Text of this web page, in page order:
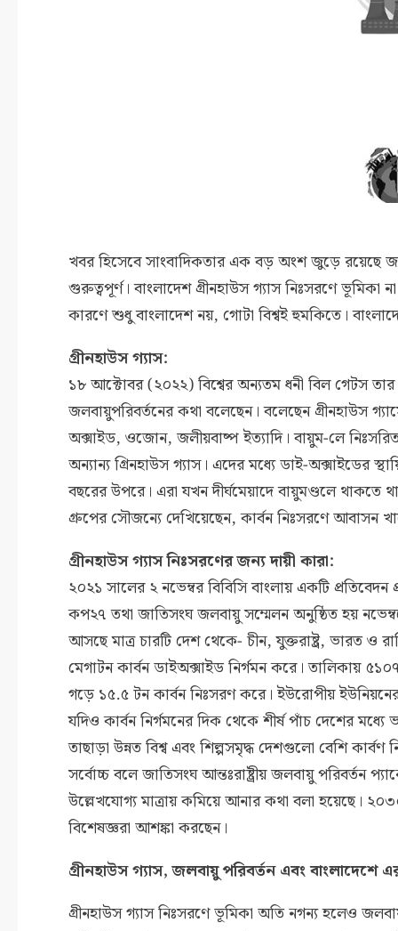
খবর হিসেবে সাংবাদিকতার এক বড় অংশ জুড়ে রয়েছে
গুরুত্বপূর্ণ। বাংলাদেশ গ্রীনহাউস গ্যাস নিঃসরণে
কারণে শুধু বাংলাদেশ নয়, গোটা বিশ্বই হুমকিতে।
গ্রীনহাউস গ্যাস:
১৮ আক্টোবর (২০২২) বিশ্বের অন্যতম ধনী বিল গেটস তার
জলবায়ুপরিবর্তনের কথা বলেছেন। বলেছেন গ্রীনহাউস
অক্সাইড, ওজোন, জলীয়বাষ্প ইত্যাদি। বায়ুম-লে
অন্যান্য গ্রিনহাউস গ্যাস। এদের মধ্যে ডাই-অক্সাইডের
বছরের উপরে। এরা যখন দীর্ঘমেয়াদে বায়ুমণ্ডলে থাকতে
গ্রুপের সৌজন্যে দেখিয়েছেন, কার্বন নিঃসরণে
গ্রীনহাউস গ্যাস নিঃসরণের জন্য দায়ী কারা:
২০২১ সালের ২ নভেম্বর বিবিসি বাংলায় একটি
কপ২৭ তথা জাতিসংঘ জলবায়ু সম্মেলন অনুষ্ঠিত হয়
আসছে মাত্র চারটি দেশ থেকে- চীন, যুক্তরাষ্ট্র, ভারত ও
মেগাটন কার্বন ডাইঅক্সাইড নির্গমন করে। তালিকায় ৫১০৭
গড়ে ১৫.৫ টন কার্বন নিঃসরণ করে। ইউরোপীয়
যদিও কার্বন নির্গমনের দিক থেকে শীর্ষ পাঁচ দেশের
তাছাড়া উন্নত বিশ্ব এবং শিল্পসমৃদ্ধ দেশগুলো বেশি
সর্বোচ্চ বলে জাতিসংঘ আন্তঃরাষ্ট্রীয় জলবায়ু পরিবর্তন
উল্লেখযোগ্য মাত্রায় কমিয়ে আনার কথা বলা হয়েছে।
বিশেষজ্ঞরা আশঙ্কা করছেন।
গ্রীনহাউস গ্যাস, জলবায়ু পরিবর্তন এবং বাংলাদেশে
গ্রীনহাউস গ্যাস নিঃসরণে ভূমিকা অতি নগন্য হলেও